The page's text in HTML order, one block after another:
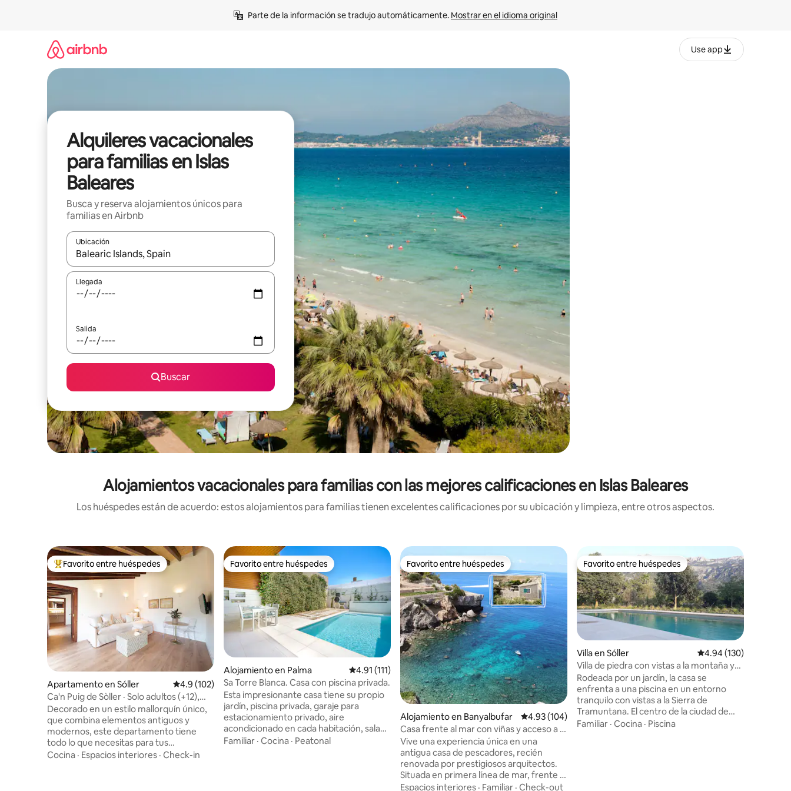
Parte de la información se tradujo automáticamente. Mostrar en el idioma original
Use app
Alquileres vacacionales
para familias en Islas
Baleares
Busca y reserva alojamientos únicos para
familias en Airbnb
Ubicación
Cuando los resultados estén disponibles, navega con las teclas de flecha hacia arriba y hacia abajo o explora con el tacto o desliza el dedo.
Llegada
Salida
Buscar
Alojamientos vacacionales para familias con las mejores calificaciones en Islas Baleares
Los huéspedes están de acuerdo: estos alojamientos para familias tienen excelentes calificaciones por su ubicación y limpieza, entre otros aspectos.
Favorito entre huéspedes preferido
Favorito entre huéspedes
Apartamento en Sóller Calificación promedio: 4.9 de 5, 102 reseñas
4.9 (102)
Ca'n Puig de Sòller · Solo adultos (+12),
ático...
Decorado en un estilo mallorquín único,
que combina elementos antiguos y
modernos, este departamento tiene
todo lo que necesitas para tus
vacaciones en la isla. Cada recámara
Cocina · Espacios interiores · Check-in
Favorito entre huéspedes
Favorito entre huéspedes
Alojamiento en Palma Calificación promedio: 4.91 de 5, 111 reseñas
4.91 (111)
Sa Torre Blanca. Casa con piscina privada.
Esta impresionante casa tiene su propio
jardín, piscina privada, garaje para
estacionamiento privado, aire
acondicionado en cada habitación, sala
de juegos y sala de TV independiente. La
Familiar · Cocina · Peatonal
Favorito entre huéspedes
Favorito entre huéspedes
Alojamiento en Banyalbufar Calificación promedio: 4.93 de 5, 104 reseñas
4.93 (104)
Casa frente al mar con viñas y acceso a la
playa
Vive una experiencia única en una
antigua casa de pescadores, recién
renovada por prestigiosos arquitectos.
Situada en primera línea de mar, frente a
la playa y en un entorno exclusivo. A
Espacios interiores · Familiar · Check-out
Favorito entre huéspedes
Favorito entre huéspedes
Villa en Sóller Calificación promedio:
4.94 (130)
Villa de piedra con vistas a la montaña y
calma
Rodeada por un jardín, la casa se
enfrenta a una piscina en un entorno
tranquilo con vistas a la Sierra de
Tramuntana. El centro de la ciudad de
Soller se encuentra a poca distancia. La
Familiar · Cocina · Piscina